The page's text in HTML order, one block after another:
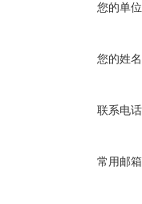
您的单
您的姓
联系电
常用邮